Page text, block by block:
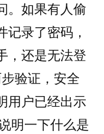
。如果有人偷
记录了密码，
，还是无法登
验证，安全
用户已经出示
明一下什么是